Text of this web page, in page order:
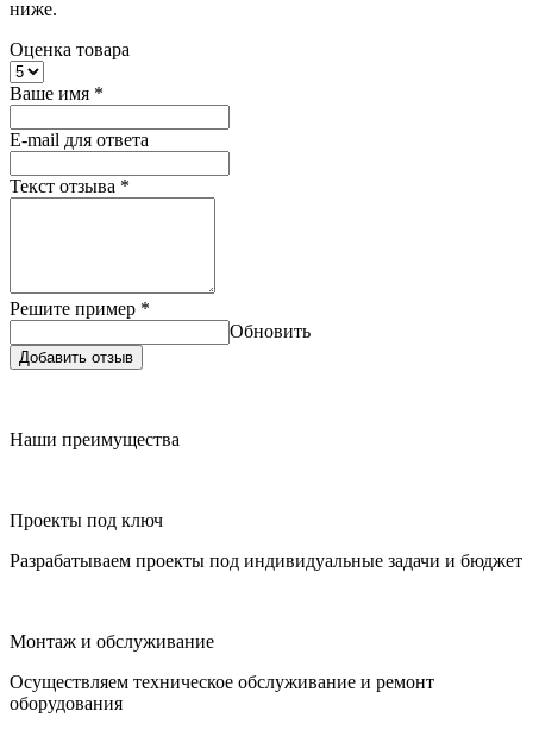
ниже.
Оценка товара
Ваше имя *
E-mail для ответа
Текст отзыва *
Решите пример *
Обновить
Добавить отзыв
Наши преимущества
Проекты под ключ
Разрабатываем проекты под индивидуальные задачи и бюджет
Монтаж и обслуживание
Осуществляем техническое обслуживание и ремонт
оборудования